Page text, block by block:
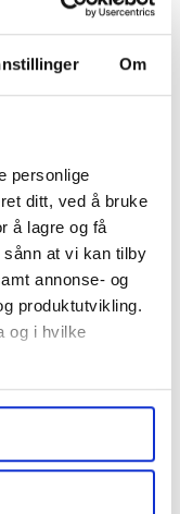
Om
personlige
ditt, ved å bruke
å lagre og få
sånn at vi kan tilby
annonse- og
produktutvikling.
og i hvilke
dine personlige
hvordan de skal
tilbake ditt
og
å leve av når
at de ønsker
fra to
Kontor var ett
dette.
er det også
fra og
det har vært til
ga mulighet for å
alle heltid